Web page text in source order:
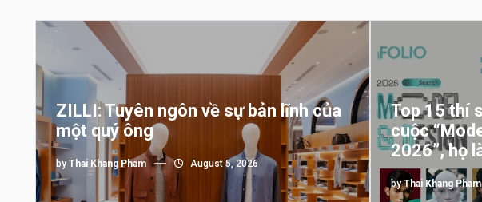
ZILLI: Tuyên ngôn về sự bản lĩnh của
một quý ông
by Thai Khang Pham August 5, 2026
Top 15 thí
cuộc
2026”, họ
byThai Khang Pham